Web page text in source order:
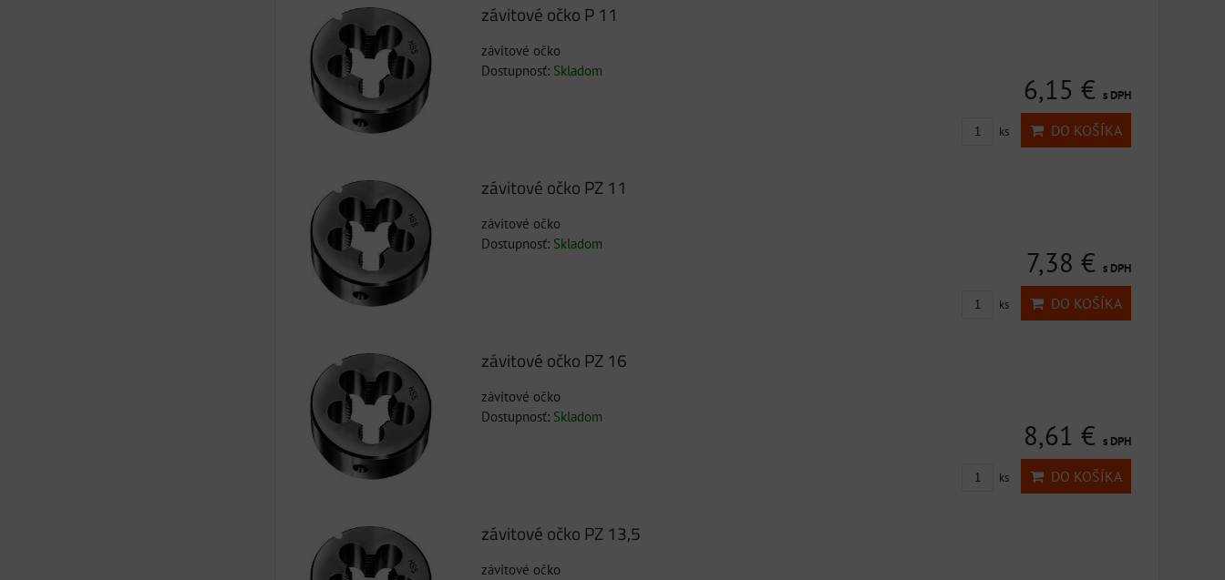
závitové očko P 11
závitové očko
Dostupnosť: Skladom
6,15 € s DPH
ks DO KOŠÍKA
závitové očko PZ 11
závitové očko
Dostupnosť: Skladom
7,38 € s DPH
ks DO KOŠÍKA
závitové očko PZ 16
závitové očko
Dostupnosť: Skladom
8,61 € s DPH
ks DO KOŠÍKA
závitové očko PZ 13,5
závitové očko